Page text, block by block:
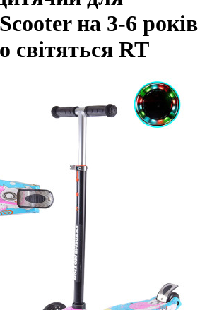
на 3-6 років
світяться RT